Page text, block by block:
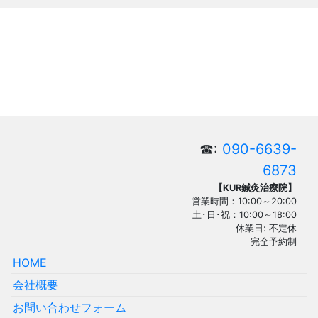
☎: 090-6639-
6873
【KUR鍼灸治療院】
営業時間：10:00～20:00
土･日･祝：10:00～18:00
休業日: 不定休
完全予約制
HOME
会社概要
お問い合わせフォーム